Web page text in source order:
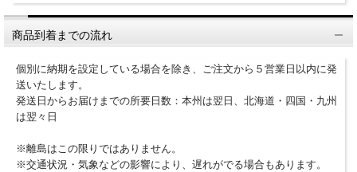
商品到着までの流れ
個別に納期を設定している場合を除き、ご注文から５営業日以内に発
送いたします。
発送日からお届けまでの所要日数：本州は翌日、北海道・四国・九州
は翌々日
※離島はこの限りではありません。
※交通状況・気象などの影響により、遅れがでる場合もあります。